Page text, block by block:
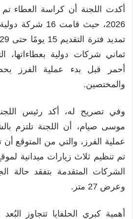
2026، حيث قامت
ثماني شركات دولية بعطاءاتها،
أحمر قبل بدء عملية الفرز
والمختصين.
وفي تصريح له، أكد رئيس اللجنة
موسى صيام، أن اللجنة تلتزم
عملية الفرز، والتي من المتوقع
تم تنظيم ثلاث زيارات ميدانية
وعرض 27 متر.
أهمية كبري الحلفايا تتجاوز